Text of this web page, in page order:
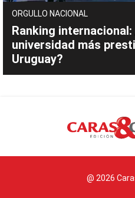
ORGULLO NACIONAL
Ranking internacional:
universidad más
Uruguay?
@ 2026